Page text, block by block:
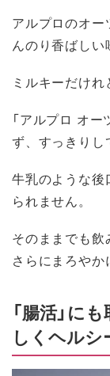
アルプロのオ
んのり香ばしい
ミルキーだけれ
「アルプロ オ
ず、すっきりし
牛乳のような後
られません。
そのままでも飲
さらにまろやか
「腸活」に
しくヘルシ